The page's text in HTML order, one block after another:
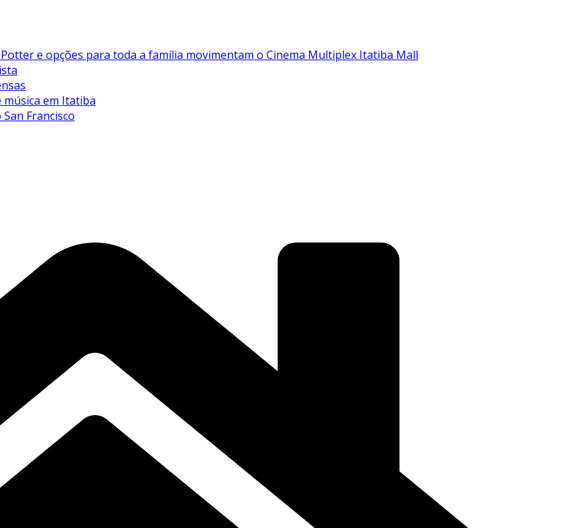
e opções para toda a família movimentam o Cinema Multiplex Itatiba Mall
em Itatiba
Francisco